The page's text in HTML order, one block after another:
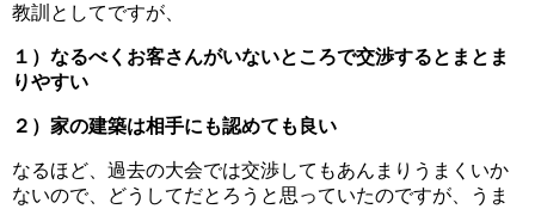
教訓としてですが、
１）なるべくお客さんがいないところで交渉するとまとま
りやすい
２）家の建築は相手にも認めても良い
なるほど、過去の大会では交渉してもあんまりうまくいか
ないので、どうしてだとろうと思っていたのですが、うま